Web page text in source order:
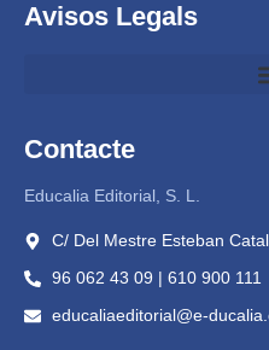
Avisos Legals
Contacte
Educalia Editorial, S. L.
C/ Del Mestre Esteban
96 062 43 09 | 610 900 111
educaliaeditorial@e-